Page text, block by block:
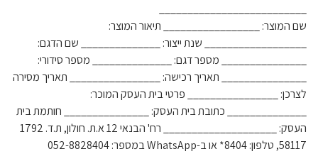
שם המוצר: _________________ תיאור המוצר:
__________________ שנת ייצור: ______________ שם הדגם:
_______________ מספר דגם: ______________ מספר סידורי:
_______________ תאריך רכישה: ________________ תאריך מסירה
לצרכן: ________________ פרטי בית העסק המוכר:
______________ כתובת בית העסק: _______________ חותמת בית
העסק: ____________________ רח' הבנאי 12 א.ת. חולון, ת.ד. 1792
58117, טלפון: 8404* או ב-WhatsApp במספר: 052-8828404